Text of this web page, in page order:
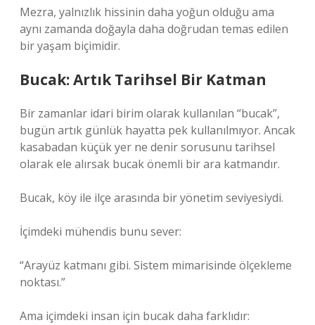
Mezra, yalnızlık hissinin daha yoğun olduğu ama
aynı zamanda doğayla daha doğrudan temas edilen
bir yaşam biçimidir.
Bucak: Artık Tarihsel Bir Katman
Bir zamanlar idari birim olarak kullanılan “bucak”,
bugün artık günlük hayatta pek kullanılmıyor. Ancak
kasabadan küçük yer ne denir sorusunu tarihsel
olarak ele alırsak bucak önemli bir ara katmandır.
Bucak, köy ile ilçe arasında bir yönetim seviyesiydi.
İçimdeki mühendis bunu sever:
“Arayüz katmanı gibi. Sistem mimarisinde ölçekleme
noktası.”
Ama içimdeki insan için bucak daha farklıdır: